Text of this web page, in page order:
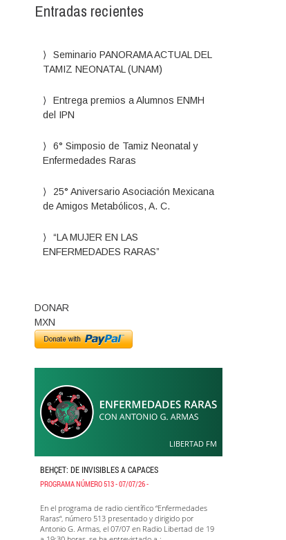
Entradas recientes
Seminario PANORAMA ACTUAL DEL
TAMIZ NEONATAL (UNAM)
Entrega premios a Alumnos ENMH
del IPN
6° Simposio de Tamiz Neonatal y
Enfermedades Raras
25° Aniversario Asociación Mexicana
de Amigos Metabólicos, A. C.
“LA MUJER EN LAS
ENFERMEDADES RARAS”
DONAR
MXN